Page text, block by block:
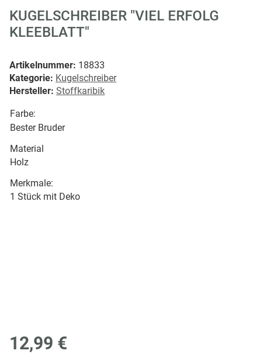
KUGELSCHREIBER "VIEL ERFOLG
KLEEBLATT"
Artikelnummer: 18833
Kategorie: Kugelschreiber
Hersteller: Stoffkaribik
Farbe:
Bester Bruder
Material
Holz
Merkmale:
1 Stück mit Deko
12,99 €